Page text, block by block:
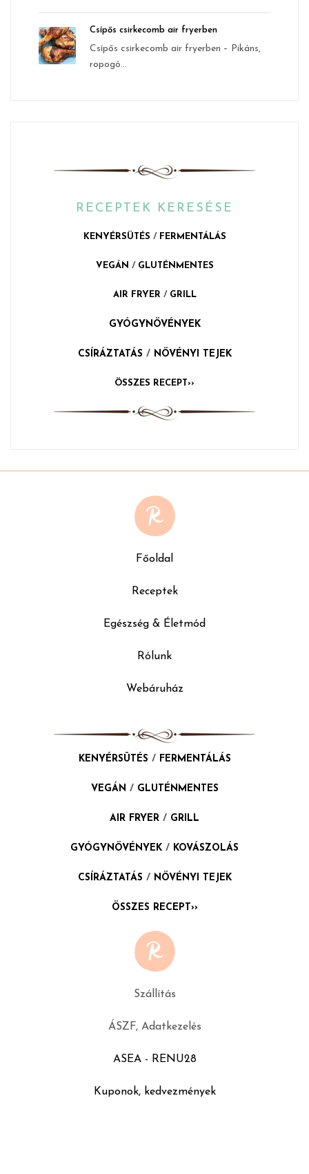
Csípős csirkecomb air fryerben
Csípős csirkecomb air fryerben – Pikáns,
ropogó...
RECEPTEK KERESÉSE
KENYÉRSÜTÉS / FERMENTÁLÁS
VEGÁN / GLUTÉNMENTES
AIR FRYER / GRILL
GYÓGYNÖVÉNYEK
CSÍRÁZTATÁS / NÖVÉNYI TEJEK
ÖSSZES RECEPT››
Főoldal
Receptek
Egészség & Életmód
Rólunk
Webáruház
KENYÉRSÜTÉS / FERMENTÁLÁS
VEGÁN / GLUTÉNMENTES
AIR FRYER / GRILL
GYÓGYNÖVÉNYEK / KOVÁSZOLÁS
CSÍRÁZTATÁS / NÖVÉNYI TEJEK
ÖSSZES RECEPT››
Szállítás
ÁSZF, Adatkezelés
ASEA - RENU28
Kuponok, kedvezmények